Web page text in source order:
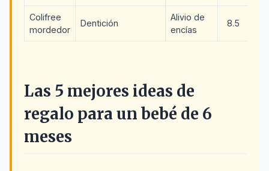
Colifree
mordedor
Dentición
Alivio de
encías
8.5
Las 5 mejores ideas de
regalo para un bebé de 6
meses